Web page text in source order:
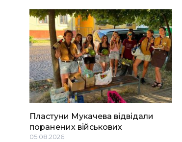
Пластуни Мукачева відвідали
поранених військових
05.08.2026